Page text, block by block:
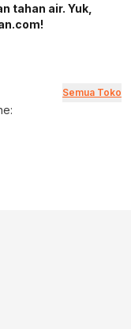
tahan air. Yuk,
Semua Toko